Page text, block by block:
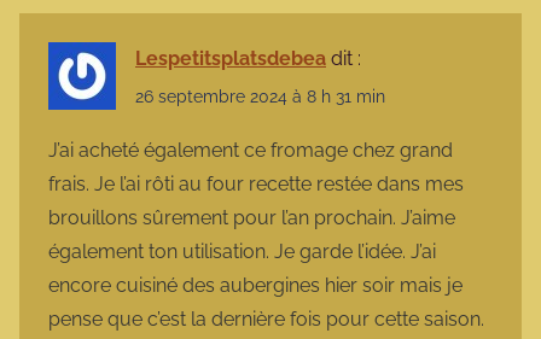
Lespetitsplatsdebea dit :
26 septembre 2024 à 8 h 31 min
J’ai acheté également ce fromage chez grand
frais. Je l’ai rôti au four recette restée dans mes
brouillons sûrement pour l’an prochain. J’aime
également ton utilisation. Je garde l’idée. J’ai
encore cuisiné des aubergines hier soir mais je
pense que c’est la dernière fois pour cette saison.